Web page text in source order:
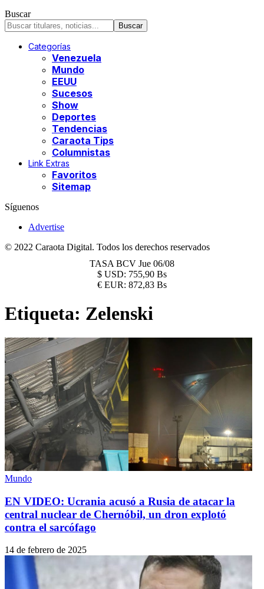
Buscar
Categorías
Venezuela
Mundo
EEUU
Sucesos
Show
Deportes
Tendencias
Caraota Tips
Columnistas
Link Extras
Favoritos
Sitemap
Síguenos
Advertise
© 2022 Caraota Digital. Todos los derechos reservados
TASA BCV Jue 06/08
$ USD: 755,90 Bs
€ EUR: 872,83 Bs
Etiqueta: Zelenski
Mundo
EN VIDEO: Ucrania acusó a Rusia de atacar la
central nuclear de Chernóbil, un dron explotó
contra el sarcófago
14 de febrero de 2025